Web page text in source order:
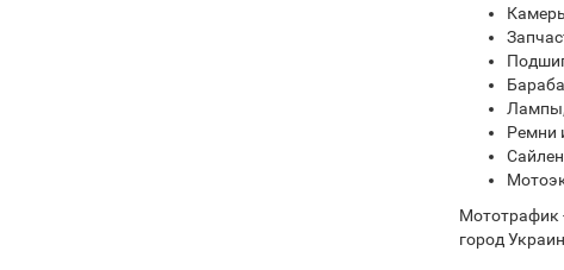
Ремни
Мототрафик
город